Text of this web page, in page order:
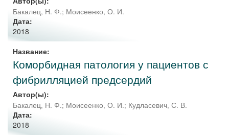
Бакалец, Н. Ф.; Моисеенко, О. И.
Дата:
2018
Название:
Коморбидная патология у пациентов с
фибрилляцией предсердий
Автор(ы):
Бакалец, Н. Ф.; Моисеенко, О. И.; Кудласевич, С. В.
Дата:
2018